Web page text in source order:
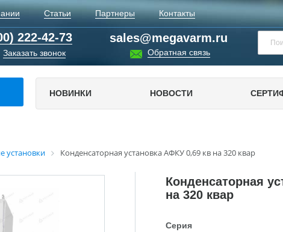
Статьи Партнеры Контакты
222-42-73
Заказать звонок
sales@megavarm.ru
Обратная связь
НОВИНКИ НОВОСТИ
установки Конденсаторная установка АФКУ 0,69 кв на 320 квар
Конденсаторная
на 320 квар
Серия